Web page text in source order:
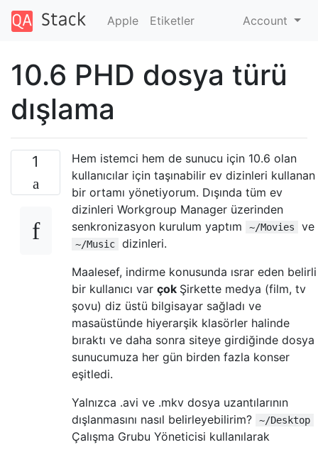
Apple Etiketler Account
10.6 PHD dosya türü
dışlama
1
Hem istemci hem de sunucu için 10.6 olan
kullanıcılar için taşınabilir ev dizinleri kullanan
bir ortamı yönetiyorum. Dışında tüm ev
dizinleri Workgroup Manager üzerinden
senkronizasyon kurulum yaptım
~/Movies ve
~/Music
dizinleri.
Maalesef, indirme konusunda ısrar eden belirli
bir kullanıcı var çok Şirkette medya (film, tv
şovu) diz üstü bilgisayar sağladı ve
masaüstünde hiyerarşik klasörler halinde
bıraktı ve daha sonra siteye girdiğinde dosya
sunucumuza her gün birden fazla konser
eşitledi.
Yalnızca .avi ve .mkv dosya uzantılarının
dışlanmasını nasıl belirleyebilirim?
~/Desktop
Çalışma Grubu Yöneticisi kullanılarak